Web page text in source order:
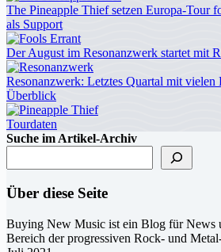
The Pineapple Thief setzen Europa-Tour
als Support
Der August im Resonanzwerk startet mit
Resonanzwerk: Letztes Quartal mit
Überblick
Tourdaten
Suche im Artikel-Archiv
Über diese Seite
Buying New Music ist ein Blog für News
Bereich der progressiven Rock- und